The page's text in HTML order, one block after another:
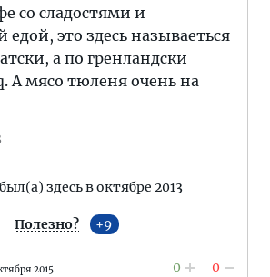
со сладостями и
едой, это здесь называеться
а по гренландски
А мясо тюленя очень на
был(а) здесь в октябре 2013
Полезно? 9
2015 0 0